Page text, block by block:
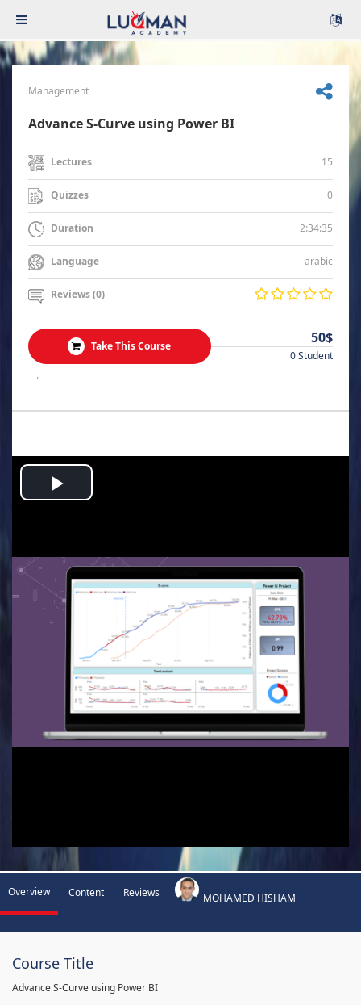
Management
Advance S-Curve using Power BI
Lectures 15
Quizzes 0
Duration 2:34:35
Language arabic
Reviews (0)
Take This Course 50$
0 Student
.
Play
Overview Content Reviews MOHAMED HISHAM
Course Title
Advance S-Curve using Power BI